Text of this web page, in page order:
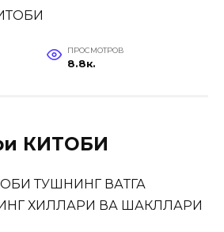
ПРОСМОТРОВ
8.8к.
КИТОБИ
ТУШНИНГ ВАҚТГА
ХИЛЛАРИ ВА ШАКЛЛАРИ